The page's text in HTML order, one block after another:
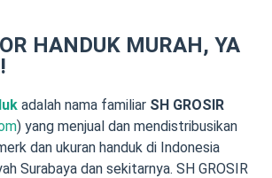
HANDUK MURAH, YA
adalah nama familiar SH GROSIR
) yang menjual dan mendistribusikan
dan ukuran handuk di Indonesia
Surabaya dan sekitarnya. SH GROSIR